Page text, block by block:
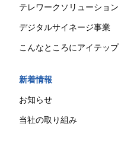
テレワークソリューション
デジタルサイネージ事業
こんなところにアイテップ
新着情報
お知らせ
当社の取り組み